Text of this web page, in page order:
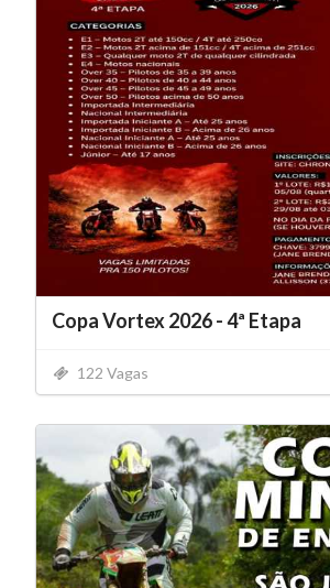
Copa Vortex 2026 - 4ª Etapa
122 Vagas